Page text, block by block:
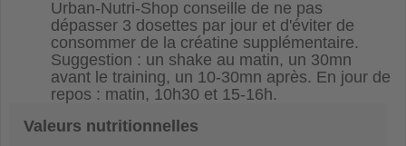
Urban-Nutri-Shop conseille de ne pas
dépasser 3 dosettes par jour et d'éviter de
consommer de la créatine supplémentaire.
Suggestion : un shake au matin, un 30mn
avant le training, un 10-30mn après. En jour de
repos : matin, 10h30 et 15-16h.
Valeurs nutritionnelles